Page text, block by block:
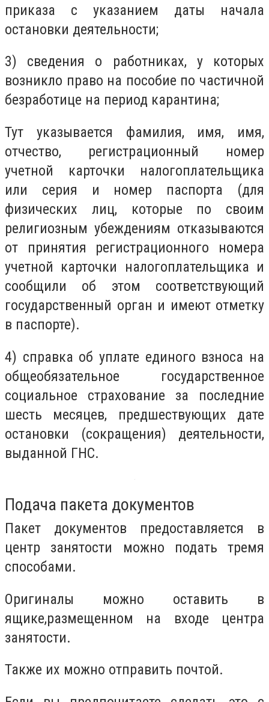
приказа с указанием даты начала
остановки деятельности;
3) сведения о работниках, у которых
возникло право на пособие по частичной
безработице на период карантина;
Тут указывается фамилия, имя, имя,
отчество, регистрационный номер
учетной карточки налогоплательщика
или серия и номер паспорта (для
физических лиц, которые по своим
религиозным убеждениям отказываются
от принятия регистрационного номера
учетной карточки налогоплательщика и
сообщили об этом соответствующий
государственный орган и имеют отметку
в паспорте).
4) справка об уплате единого взноса на
общеобязательное государственное
социальное страхование за последние
шесть месяцев, предшествующих дате
остановки (сокращения) деятельности,
выданной ГНС.
Подача пакета документов
Пакет документов предоставляется в
центр занятости можно подать тремя
способами.
Оригиналы можно оставить в
ящике,размещенном на входе центра
занятости.
Также их можно отправить почтой.